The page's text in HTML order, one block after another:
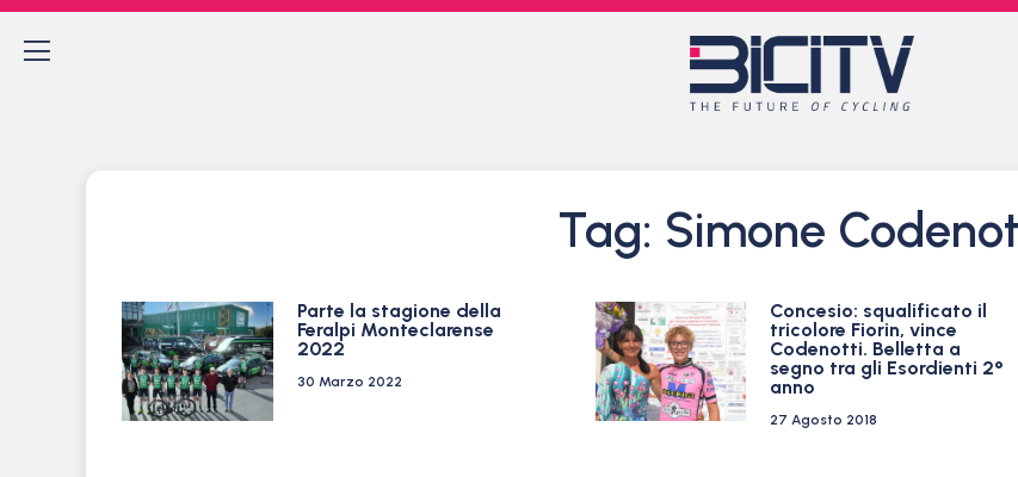
Tag: Simone
Parte la stagione della
Feralpi Monteclarense
2022
30 Marzo 2022
Concesio: squalificato il
tricolore Fiorin, vince
Codenotti. Belletta a
segno tra gli Esordienti 2°
anno
27 Agosto 2018